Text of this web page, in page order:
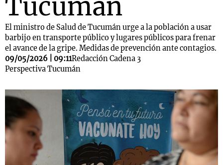
Tucumán
El ministro de Salud de Tucumán urge a la población a usar
barbijo en transporte público y lugares públicos para frenar
el avance de la gripe. Medidas de prevención ante contagios.
09/05/2026 | 09:11Redacción Cadena 3
Perspectiva Tucumán